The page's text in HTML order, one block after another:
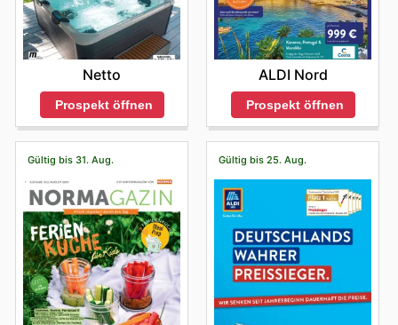
Netto
Prospekt öffnen
ALDI Nord
Prospekt öffnen
Gültig bis 31. Aug. Gültig bis 25. Aug.